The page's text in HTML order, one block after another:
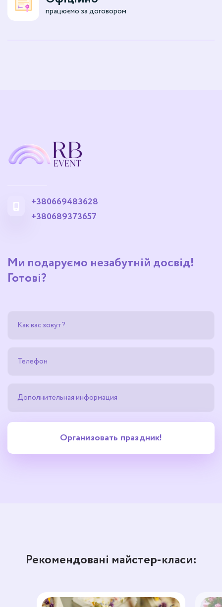
працюємо за договором
Ми подаруємо незабутній досвід!
Готові?
+380669483628
+380689373657
Рекомендовані майстер-класи: